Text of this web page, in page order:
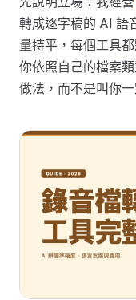
轉成逐字稿的 AI
量持平，每個工具
你依照自己的檔案
做法，而不是叫你